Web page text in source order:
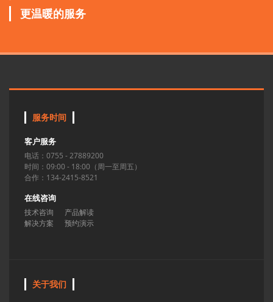
更温暖的服务
服务时间
客户服务
电话：0755 - 27889200
时间：09:00 - 18:00（周一至周五）
合作：134-2415-8521
在线咨询
技术咨询
产品解读
解决方案
预约演示
关于我们